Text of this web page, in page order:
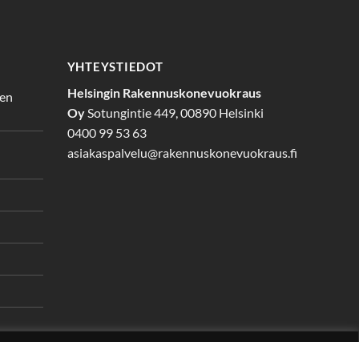
YHTEYSTIEDOT
Helsingin Rakennuskonevuokraus
OySotungintie 449, 00890 Helsinki
0400 99 53 63
asiakaspalvelu@rakennuskonevuokraus.fi